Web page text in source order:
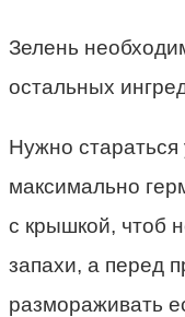
Зелень
остальных
Нужно
максимально
с крышкой, чтоб
запахи, а перед
размораживать